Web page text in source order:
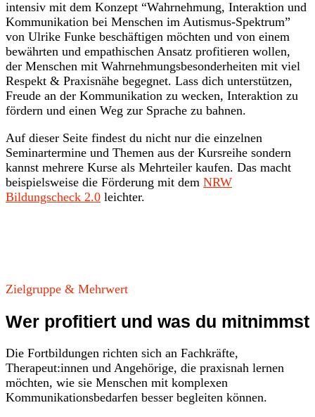
intensiv mit dem Konzept “Wahrnehmung, Interaktion und
Kommunikation bei Menschen im Autismus-Spektrum”
von Ulrike Funke beschäftigen möchten und von einem
bewährten und empathischen Ansatz profitieren wollen,
der Menschen mit Wahrnehmungsbesonderheiten mit viel
Respekt & Praxisnähe begegnet. Lass dich unterstützen,
Freude an der Kommunikation zu wecken, Interaktion zu
fördern und einen Weg zur Sprache zu bahnen.
Auf dieser Seite findest du nicht nur die einzelnen
Seminartermine und Themen aus der Kursreihe sondern
kannst mehrere Kurse als Mehrteiler kaufen. Das macht
beispielsweise die Förderung mit dem NRW
Bildungscheck 2.0 leichter.
Zielgruppe & Mehrwert
Wer profitiert und was du mitnimmst
Die Fortbildungen richten sich an Fachkräfte,
Therapeut:innen und Angehörige, die praxisnah lernen
möchten, wie sie Menschen mit komplexen
Kommunikationsbedarfen besser begleiten können.